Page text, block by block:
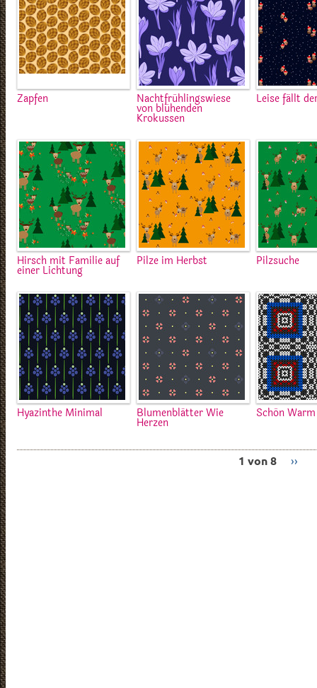
Zapfen Nachtfrühlingswiese
von blühenden
Krokussen
Leise fällt
Hirsch mit Familie auf
einer Lichtung
Pilze im Herbst Pilzsuche
Hyazinthe Minimal Blumenblätter Wie
Herzen
Schön Warm
1 von 8 ››